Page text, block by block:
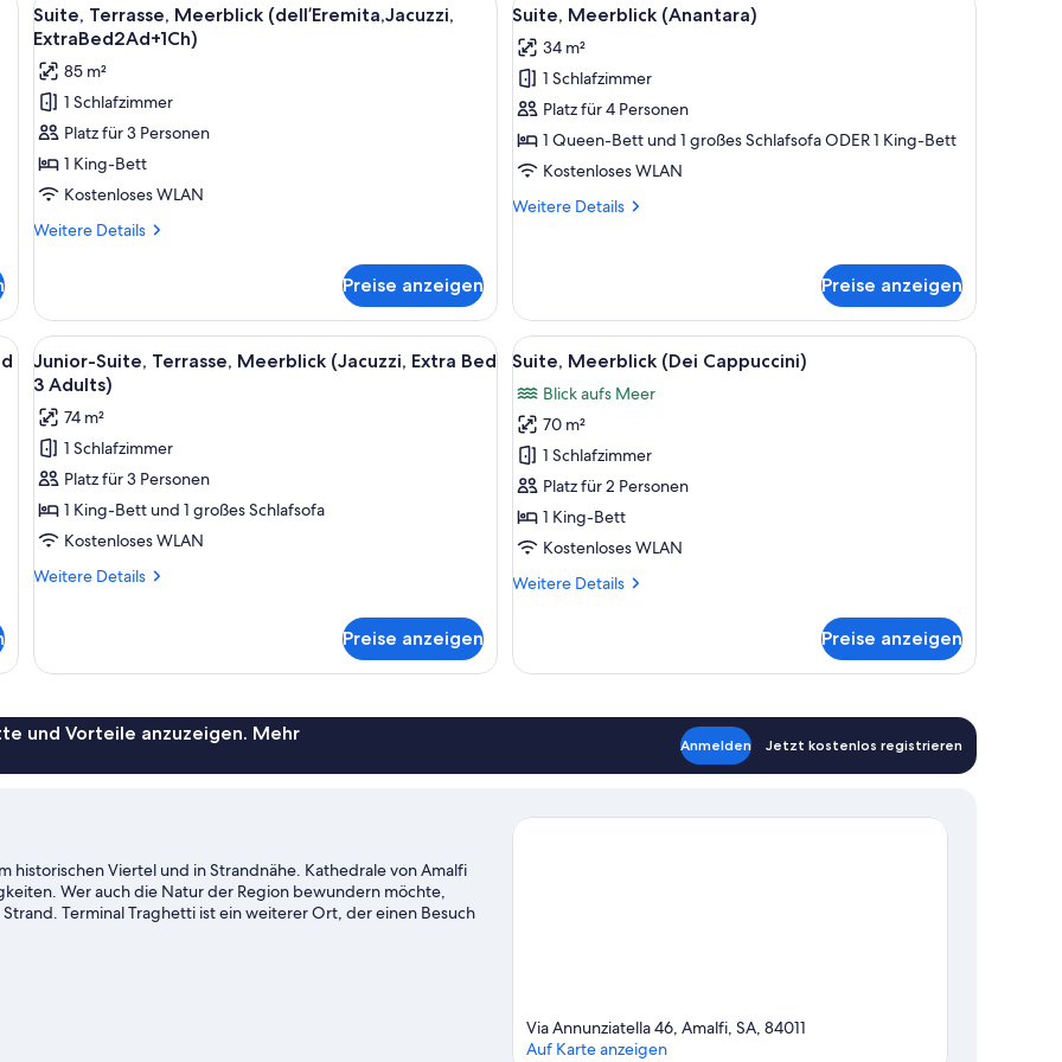
ExtraBed
2A+2Ch)
2
Ad
+
2
Ch)
Fotos
für
Suite,
Terrasse,
Meerblick
(dell’Eremita,Jacuzzi,
ExtraBed2Ad+1Ch)
anzeigen
6
Suite, Terrasse, Meerblick (dell’Eremita,Jacuzzi,
ExtraBed2Ad+1Ch)
85 m²
1 Schlafzimmer
Platz für 3 Personen
1 King-Bett
Kostenloses WLAN
Weitere Details
Weitere
Terrasse,
Meerblick
(dell’Eremita,Jacuzzi,
ExtraBed2Ad+1Ch)
Preise anzeigen
Fotos
für
Suite,
Meerblick
(Anantara)
anzeigen
4
Suite, Meerblick (Anantara)
34 m²
1 Schlafzimmer
Platz für 4 Personen
1 Queen-Bett und 1 großes Schlafsofa ODER 1 King-Bett
Kostenloses WLAN
Weitere Details
Weitere
(Anantara)
Preise anzeigen
Bett, einem Sofa, einem kleinen Tisch mit einer Vase und Blick auf den Balkon.
Alle
Fotos
für
Junior-
Suite,
Terrasse,
Meerblick
(Jacuzzi,
Extra
anzeigen
Ein Hotelzimmer mit einem großen Bett, einem Sofa, einem kleinen Tisch mit einer Vase und Blick auf den Balkon.
6
Junior-Suite, Terrasse, Meerblick (Jacuzzi, Extra Bed
3 Adults)
74 m²
1 Schlafzimmer
Platz für 3 Personen
1 King-Bett und 1 großes Schlafsofa
Kostenloses WLAN
Weitere Details
Weitere
Suite,
Terrasse,
(Jacuzzi,
Extra
Preise anzeigen
Alle
Fotos
für
Suite,
Meerblick
(Dei
Cappuccini)
anzeigen
Ein Hotelzimmer mit hoher, gewölbter
5
Suite, Meerblick (Dei Cappuccini)
Blick aufs Meer
70 m²
1 Schlafzimmer
Platz für 2 Personen
1 King-Bett
Kostenloses WLAN
Weitere Details
Weitere
Meerblick
Preise anzeigen
und Vorteile anzuzeigen. Mehr
Anmelden Jetzt kostenlos registrieren
historischen Viertel und in Strandnähe. Kathedrale von Amalfi
Wer auch die Natur der Region bewundern möchte,
Terminal Traghetti ist ein weiterer Ort, der einen Besuch
Via Annunziatella 46, Amalfi, SA, 84011
Auf Karte anzeigen